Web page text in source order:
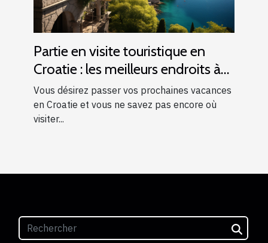
Partie en visite touristique en
Croatie : les meilleurs endroits à
visiter
Vous désirez passer vos prochaines vacances
en Croatie et vous ne savez pas encore où
visiter...